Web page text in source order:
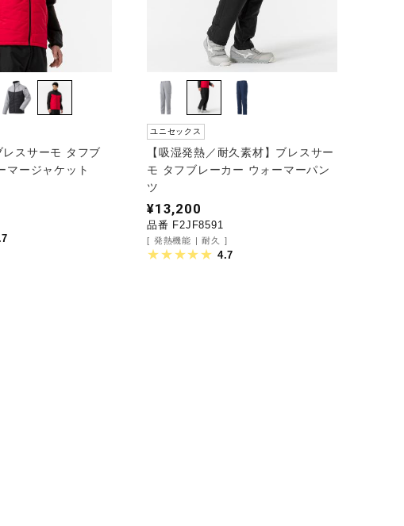
レスサーモ タフブ
マージャケット
ユニセックス
【吸湿発熱／耐久素材】ブレスサー
モ タフブレーカー ウォーマーパン
ツ
¥13,200
品番 F2JF8591
発熱機能 耐久
4.7